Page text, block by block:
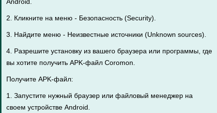
2. Кликните на меню - Безопасность (Security).
3. Найдите меню - Неизвестные источники (Unknown sources).
4. Разрешите установку из вашего браузера или программы, где
вы хотите получить APK-файл Coromon.
Получите APK-файл:
1. Запустите нужный браузер или файловый менеджер на
своем устройстве Android.